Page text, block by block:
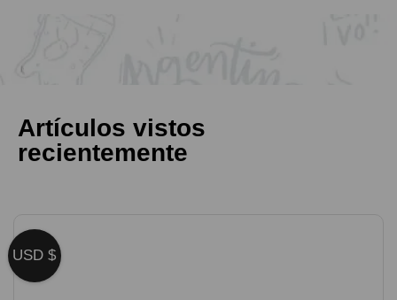
Artículos vistos
recientemente
USD $